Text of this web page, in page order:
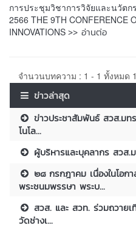
การประชุมวิชาการวิจัยและนวัตก
2566 THE 9TH CONFERENCE
INNOVATIONS >> อ่านต่อ
จำนวนบทความ : 1 - 1 ทั้งหมด 1
ข่าวล่าสุด
ข่าวประชาสัมพันธ์ สวส.มท
โนโล...
ผู้บริหารและบุคลากร สวส.
๒๘ กรกฎาคม เนื่องในโอก
พระชนมพรรษา พระบ...
สวส. และ สวท. ร่วมถวา
วัดช่างเ...